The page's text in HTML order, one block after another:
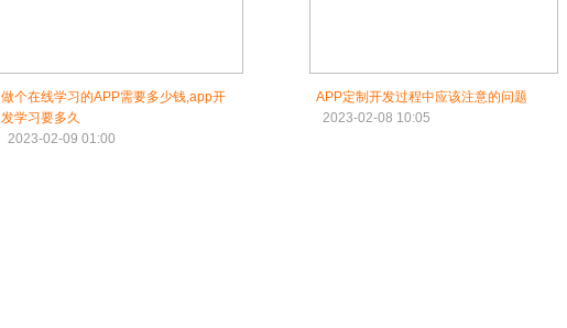
做个在线学习的APP需要多少钱,app开
发学习要多久
2023-02-09 01:00
APP定制开发过程中应该注意的问题
2023-02-08 10:05